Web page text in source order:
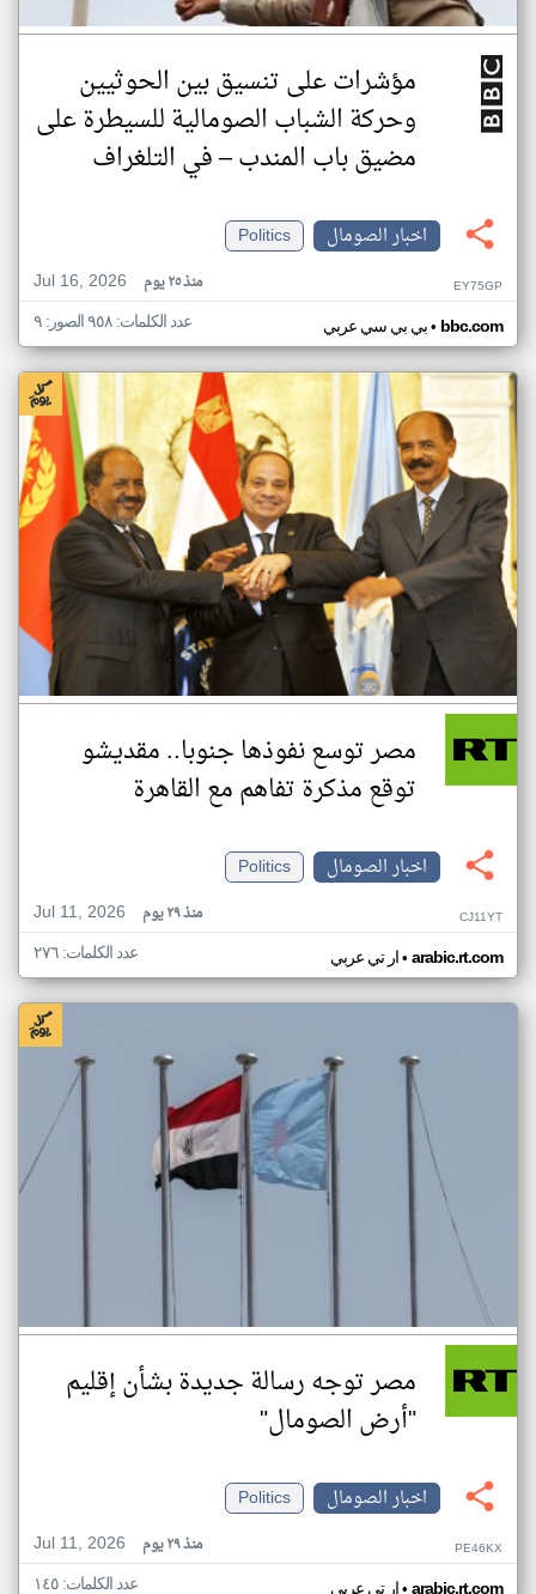
مؤشرات على تنسيق بين الحوثيين
وحركة الشباب الصومالية للسيطرة على
مضيق باب المندب – في التلغراف
اخبار الصومال
Politics
Jul 16, 2026
منذ ٢٥ يوم EY75GP
بي بي سي عربي• bbc.com عدد الكلمات: ٩٥٨ الصور: ٩
مصر توسع نفوذها جنوبا.. مقديشو
توقع مذكرة تفاهم مع القاهرة
اخبار الصومال
Politics
Jul 11, 2026
منذ ٢٩ يوم CJ11YT
ار تي عربي• arabic.rt.com عدد الكلمات: ٢٧٦
مصر توجه رسالة جديدة بشأن إقليم
"أرض الصومال"
اخبار الصومال
Politics
Jul 11, 2026
منذ ٢٩ يوم PE46KX
ار تي عربي arabic.rt.com عدد الكلمات: ١٤٥